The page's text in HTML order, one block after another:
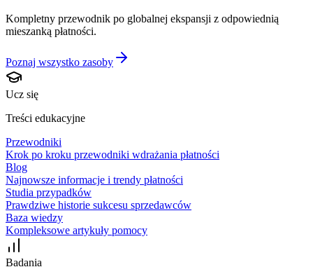
Kompletny przewodnik po globalnej ekspansji z odpowiednią
mieszanką płatności.
Poznaj wszystko zasoby
Ucz się
Treści edukacyjne
Przewodniki
Krok po kroku przewodniki wdrażania płatności
Blog
Najnowsze informacje i trendy płatności
Studia przypadków
Prawdziwe historie sukcesu sprzedawców
Baza wiedzy
Kompleksowe artykuły pomocy
Badania